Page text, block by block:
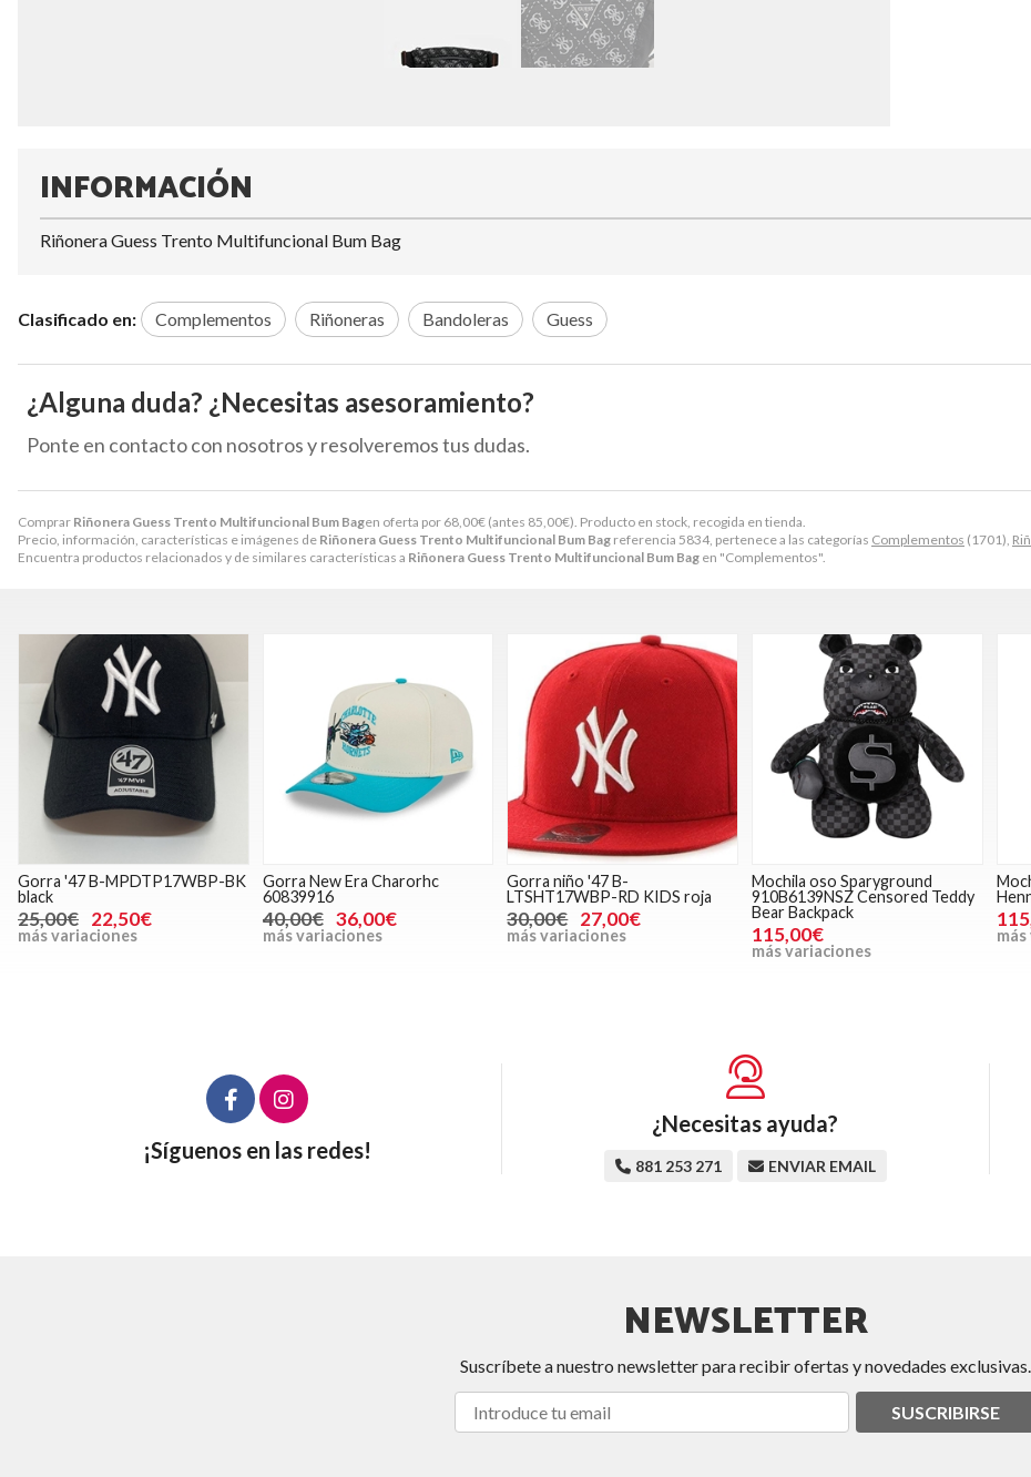
Comprar Riñonera Guess Trento Multifuncional Bum Bagen oferta por 68,00€ (antes 85,00€). Producto en stock, recogida en tienda.
Precio, información, características e imágenes de Riñonera Guess Trento Multifuncional Bum Bag referencia 5834, pertenece a las categorías Complementos (1701),
Encuentra productos relacionados y de similares características a Riñonera Guess Trento Multifuncional Bum Bag en "Complementos".
INFORMACIÓN
Riñonera Guess Trento Multifuncional Bum Bag
Clasificado en: Complementos Riñoneras Bandoleras Guess
¿Alguna duda? ¿Necesitas asesoramiento?
Ponte en contacto con nosotros y resolveremos tus dudas.
Gorra '47 B-MPDTP17WBP-BK
black
25,00€ 22,50€
más variaciones
Gorra New Era Charorhc
60839916
40,00€ 36,00€
más variaciones
Gorra niño '47 B-
LTSHT17WBP-RD KIDS roja
30,00€ 27,00€
más variaciones
Mochila oso Sparyground
910B6139NSZ Censored Teddy
Bear Backpack
115,00€
más variaciones
¡Síguenos en las redes!
¿Necesitas ayuda?
881 253 271 ENVIAR EMAIL
NEWSLETTER
Suscríbete a nuestro newsletter para recibir ofertas y novedades exclusivas.
SUSCRIBIRSE